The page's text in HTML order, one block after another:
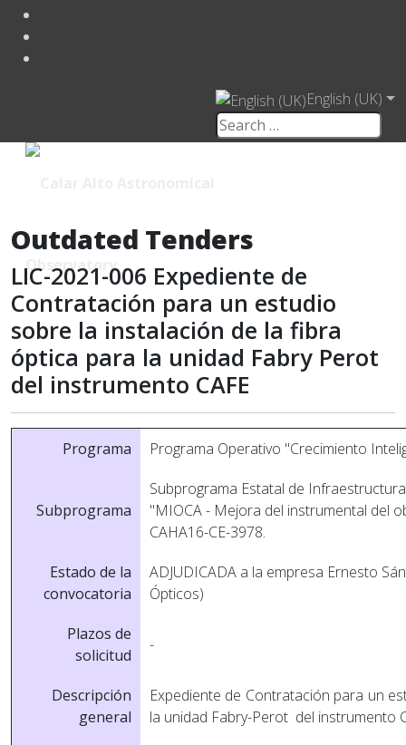
English (UK)
Outdated Tenders
LIC-2021-006 Expediente de
Contratación para un estudio
sobre la instalación de la fibra
óptica para la unidad Fabry Perot
del instrumento CAFE
Programa Programa Operativo "Crecimiento
Subprograma
Subprograma Estatal de
"MIOCA - Mejora del instrumental del
CAHA16-CE-3978.
Estado de la
convocatoria
ADJUDICADA a la empresa Ernesto
Ópticos)
Plazos de
solicitud
-
Descripción
general
Expediente de Contratación para un
la unidad Fabry-Perot del instrumento